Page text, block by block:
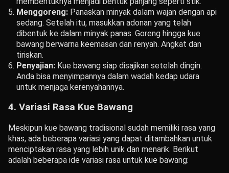
Menggoreng: Panaskan minyak dalam wajan dengan api
sedang. Setelah itu, masukkan adonan yang telah
dibentuk ke dalam minyak panas. Goreng hingga kue
bawang berwarna keemasan dan renyah. Angkat dan
tiriskan.
Penyajian: Kue bawang siap disajikan setelah dingin.
Anda bisa menyimpannya dalam wadah kedap udara
untuk menjaga kerenyahannya.
4. Variasi Rasa Kue Bawang
Meskipun kue bawang tradisional sudah memiliki rasa yang
khas, ada beberapa variasi yang dapat ditambahkan untuk
menciptakan rasa yang lebih unik dan menarik. Berikut
adalah beberapa ide variasi rasa untuk kue bawang: